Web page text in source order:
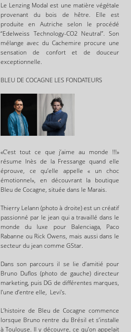
Le Lenzing Modal est une matière végétale
provenant du bois de hêtre. Elle est
produite en Autriche selon le procédé
“Edelweiss Technology-CO2 Neutral”. Son
mélange avec du Cachemire procure une
sensation de confort et de douceur
exceptionnelle.
BLEU DE COCAGNE LES FONDATEURS
«C’est tout ce que j’aime au monde !!!»
résume Inès de la Fressange quand elle
éprouve, ce qu’elle appelle « un choc
émotionnel», en découvrant la boutique
Bleu de Cocagne, située dans le Marais.
Thierry Lelann (photo à droite) est un créatif
passionné par le jean qui a travaillé dans le
monde du luxe pour Balenciaga, Paco
Rabanne ou Rick Owens, mais aussi dans le
secteur du jean comme GStar.
Dans son parcours il se lie d’amitié pour
Bruno Duflos (photo de gauche) directeur
marketing, puis DG de différentes marques,
l’une d’entre elle, Levi’s.
L’histoire de Bleu de Cocagne commence
lorsque Bruno rentre du Brésil et s’installe
à Toulouse. Il y découvre, ce qu’on appelait